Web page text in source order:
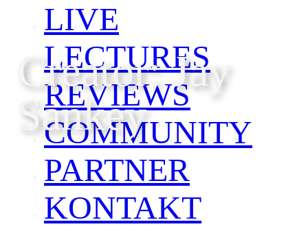
LIVE
LECTURES
REVIEWS
COMMUNITY
PARTNER
KONTAKT
Creator: Jay
Sankey